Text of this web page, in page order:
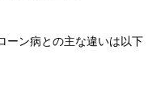
ーン病との主な違いは以下